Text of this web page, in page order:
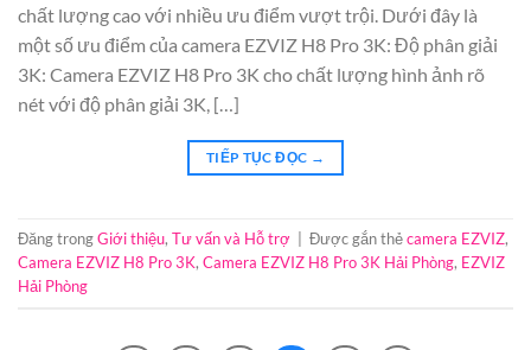
chất lượng cao với nhiều ưu điểm vượt trội. Dưới đây là
một số ưu điểm của camera EZVIZ H8 Pro 3K: Độ phân giải
3K: Camera EZVIZ H8 Pro 3K cho chất lượng hình ảnh rõ
nét với độ phân giải 3K, […]
TIẾP TỤC ĐỌC →
Đăng trongGiới thiệu, Tư vấn và Hỗ trợ Được gắn thẻcamera EZVIZ,
Camera EZVIZ H8 Pro 3K, Camera EZVIZ H8 Pro 3K Hải Phòng, EZVIZ
Hải Phòng